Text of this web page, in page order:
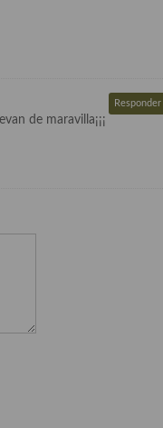
Responder
de maravilla¡¡¡